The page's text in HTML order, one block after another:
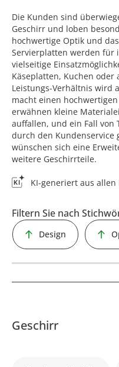
Die Kunden sind
Geschirr und loben
hochwertige Optik und
Servierplatten werden für
vielseitige
Käseplatten, Kuchen oder
Leistungs-Verhältnis wird
macht einen
erwähnen kleine
auffallen, und ein Fall von
durch den Kundenservice
wünschen sich eine
weitere Geschirrteile.
KI-generiert aus
Filtern Sie nach
Design
Geschirr